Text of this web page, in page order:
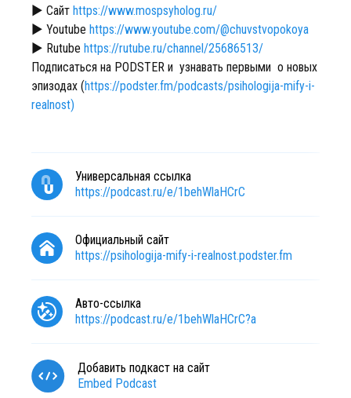
► Сайт https://www.mospsyholog.ru/
► Youtube https://www.youtube.com/@chuvstvopokoya
► Rutube https://rutube.ru/channel/25686513/
Подписаться на PODSTER и узнавать первыми о новых
эпизодах (https://podster.fm/podcasts/psihologija-mify-i-
realnost)
Универсальная ссылка
https://podcast.ru/e/1behWlaHCrC
Официальный сайт
https://psihologija-mify-i-realnost.podster.fm
Авто-ссылка
https://podcast.ru/e/1behWlaHCrC?a
Добавить подкаст на сайт
Embed Podcast